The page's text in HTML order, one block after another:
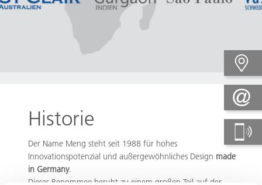
Historie
Der Name Meng steht seit 1988 für hohes
Innovationspotenzial und außergewöhnliches Design made
in Germany.
Dieses Renommee beruht zu einem großen Teil auf der